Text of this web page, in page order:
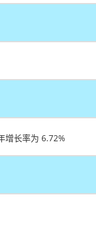
增长率为 6.72%